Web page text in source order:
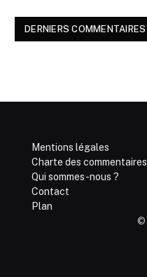
DERNIERS COMMENTAIRES
Mentions légales
Charte des commentaires
Qui sommes-nous ?
Contact
Plan
©